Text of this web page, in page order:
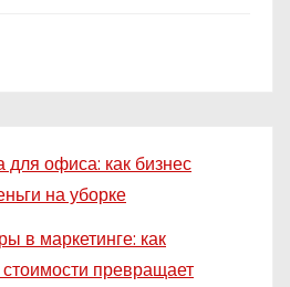
для офиса: как бизнес
на уборке
в маркетинге: как
превращает